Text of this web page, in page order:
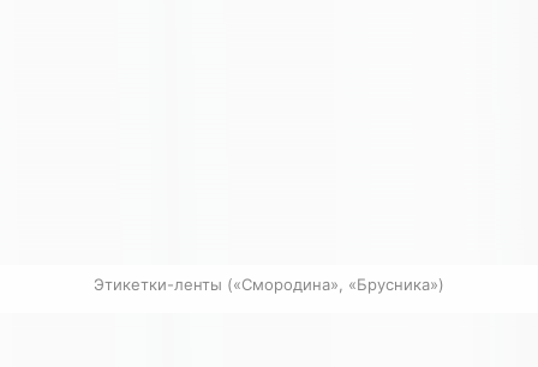
Этикетки-ленты («Смородина», «Брусника»)